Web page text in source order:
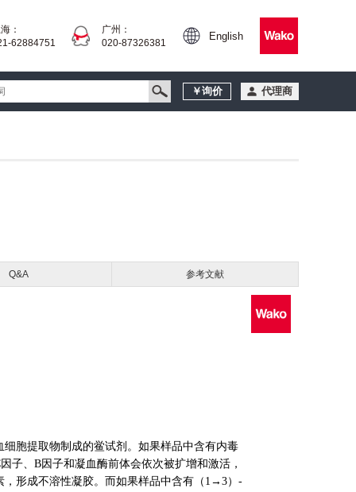
：
62884751
广州：
020-87326381
English
￥询价 代理商
Q&A 参考文献
胞提取物制成的鲎试剂。如果样品中含有内毒
子、B因子和凝血酶前体会依次被扩增和激活，
，形成不溶性凝胶。而如果样品中含有（1→3）-